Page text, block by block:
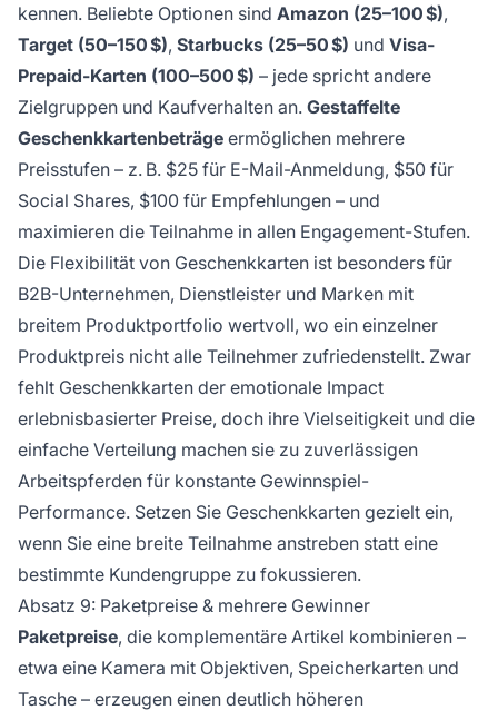
kennen. Beliebte Optionen sind Amazon (25–100 $),
Target (50–150 $), Starbucks (25–50 $) und Visa-
Prepaid-Karten (100–500 $) – jede spricht andere
Zielgruppen und Kaufverhalten an. Gestaffelte
Geschenkkartenbeträge ermöglichen mehrere
Preisstufen – z. B. $25 für E-Mail-Anmeldung, $50 für
Social Shares, $100 für Empfehlungen – und
maximieren die Teilnahme in allen Engagement-Stufen.
Die Flexibilität von Geschenkkarten ist besonders für
B2B-Unternehmen, Dienstleister und Marken mit
breitem Produktportfolio wertvoll, wo ein einzelner
Produktpreis nicht alle Teilnehmer zufriedenstellt. Zwar
fehlt Geschenkkarten der emotionale Impact
erlebnisbasierter Preise, doch ihre Vielseitigkeit und die
einfache Verteilung machen sie zu zuverlässigen
Arbeitspferden für konstante Gewinnspiel-
Performance. Setzen Sie Geschenkkarten gezielt ein,
wenn Sie eine breite Teilnahme anstreben statt eine
bestimmte Kundengruppe zu fokussieren.
Absatz 9: Paketpreise & mehrere Gewinner
Paketpreise, die komplementäre Artikel kombinieren –
etwa eine Kamera mit Objektiven, Speicherkarten und
Tasche – erzeugen einen deutlich höheren